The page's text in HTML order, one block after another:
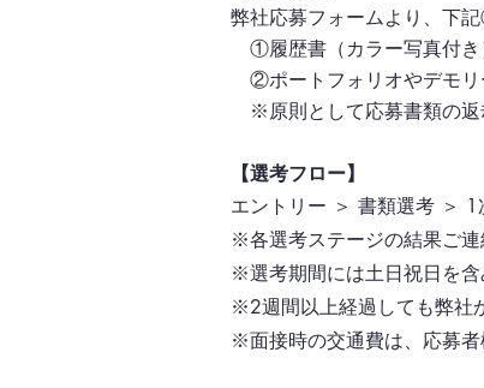
弊社応募フォームより、下
①履歴書（カラー写真付き
②ポートフォリオやデモリ
※原則として応募書類の返
【選考フロー】
エントリー ＞ 書類選考 ＞
※各選考ステージの結果ご連
※選考期間には土日祝日を含
※2週間以上経過しても弊社
※面接時の交通費は、応募者